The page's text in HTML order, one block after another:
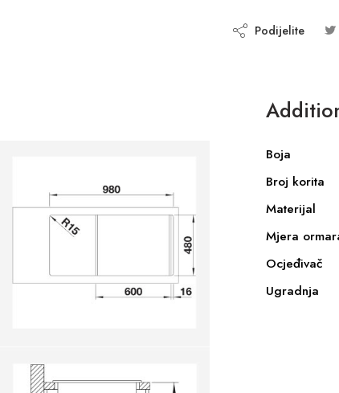
Podijelite
Boja
Broj korita
Materijal
Mjera
Ocjeđivač
Ugradnja